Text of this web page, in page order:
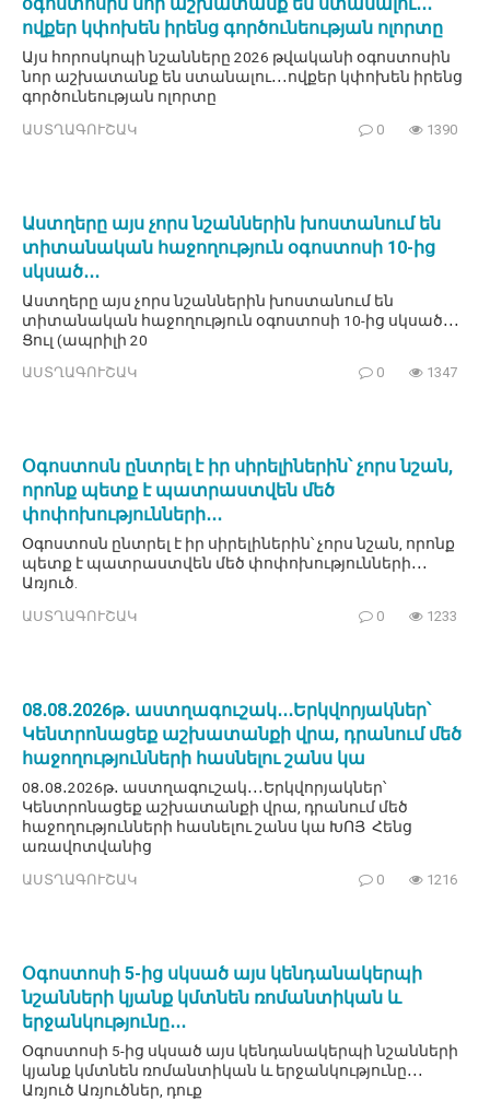
ովքեր կփոխեն իրենց գործունեության ոլորտը
Այս հորոսկոպի նշանները 2026 թվականի օգոստոսին
նոր աշխատանք են ստանալու․․․ովքեր կփոխեն իրենց
գործունեության ոլորտը
ԱՍՏՂԱԳՈՒՇԱԿ 0 1390
Աստղերը այս չորս նշաններին խոստանում են
տիտանական հաջողություն օգոստոսի 10-ից
սկսած․․․
Աստղերը այս չորս նշաններին խոստանում են
տիտանական հաջողություն օգոստոսի 10-ից սկսած․․․
Ցուլ (ապրիլի 20
ԱՍՏՂԱԳՈՒՇԱԿ 0 1347
Օգոստոսն ընտրել է իր սիրելիներին՝ չորս նշան,
որոնք պետք է պատրաստվեն մեծ
փոփոխությունների․․․
Օգոստոսն ընտրել է իր սիրելիներին՝ չորս նշան, որոնք
պետք է պատրաստվեն մեծ փոփոխությունների․․․
Առյուծ.
ԱՍՏՂԱԳՈՒՇԱԿ 0 1233
08․08․2026թ․ աստղագուշակ․․․Երկվորյակներ՝
Կենտրոնացեք աշխատանքի վրա, դրանում մեծ
հաջողությունների հասնելու շանս կա
08․08․2026թ․ աստղագուշակ․․․Երկվորյակներ՝
Կենտրոնացեք աշխատանքի վրա, դրանում մեծ
հաջողությունների հասնելու շանս կա ԽՈՅ Հենց
առավոտվանից
ԱՍՏՂԱԳՈՒՇԱԿ 0 1216
Օգոստոսի 5-ից սկսած այս կենդանակերպի
նշանների կյանք կմտնեն ռոմանտիկան և
երջանկությունը․․․
Օգոստոսի 5-ից սկսած այս կենդանակերպի նշանների
կյանք կմտնեն ռոմանտիկան և երջանկությունը․․․
Առյուծ Առյուծներ, դուք